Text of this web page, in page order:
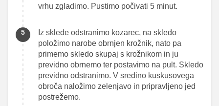
vrhu zgladimo. Pustimo počivati 5 minut.
Iz sklede odstranimo kozarec, na skledo
položimo narobe obrnjen krožnik, nato pa
primemo skledo skupaj s krožnikom in ju
previdno obrnemo ter postavimo na pult. Skledo
previdno odstranimo. V sredino kuskusovega
obroča naložimo zelenjavo in pripravljeno jed
postrežemo.